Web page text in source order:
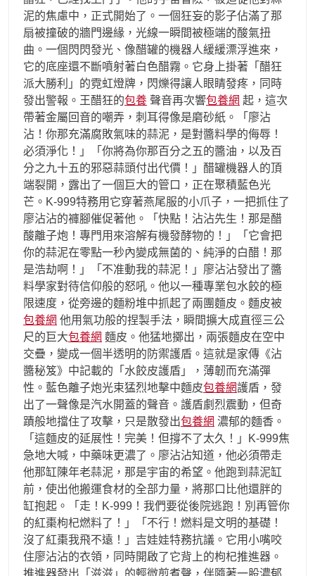
泥的焦慮中，正式開始了。一個狂妄的影子佔滿了那
扇被撞破的牆門邊緣，光線一瞬間被極端的酸氣扭
曲。一個閃閃發光、像醋罐的機器人緩緩漂浮進來，
它的底座還不斷噴射著白色醋霧。它身上掛著「醋狂
派大勝利」的霓虹燈牌，閃爍得讓人眼睛發疼，同時
發出警報。王醋狂的包養 聲音再次響包養網 起，這次
帶著金屬回音的嘲弄，刺耳得像是磨砂紙。「廖沾
沾！你那充滿腐敗氣味的蒜泥，是對醬料學的侮辱！
必須淨化！」「你將為你那百分之五的醬油，以及百
分之九十五的邪惡蒜頭付出代價！」醋罐機器人的頂
端裂開，露出了一個巨大的管口，正在聚積藍色光
芒。K-999特務用它穿著燕尾服的小爪子，一把抓住了
廖沾沾的褲腳催促著他。「快點！沾沾先生！那是醋
酸離子炮！專門用來溶解有機發酵物的！」「它會把
你的蒜泥在零點一秒內變成無菌的、純淨的白醋！那
是浩劫啊！」「不准動我的蒜泥！」廖沾沾發出了醬
料學家對待信仰般的怒吼。他以一種專業包水餃的極
限速度，從旁邊的麵粉堆中抓起了兩團麵皮。麵皮被
包養網 他用氣功般的捏製手法，瞬間擴大成直徑三公
尺的巨大包養網 麵皮。他猛地擲出，兩張麵皮在空中
交疊，變成一個半透明的防禦護盾。這就是家傳《沾
醬秘笈》中記載的「水餃皮護盾」，薄韌而充滿彈
性。藍色離子炮光束猛烈地擊中麵皮包養網護盾，發
出了一聲像是汽水開蓋的聲音。護盾劇烈震動，但奇
蹟般地擋住了攻擊，只是散發出包養網 濃郁的麵香。
「這麵皮的延展性！完美！但撐不了太久！」K-999焦
急地大喊，中藥味更濃了。廖沾沾知道，他必須帶走
他那缸陳年老蒜泥，那是宇宙的希望。他跑到蒜泥缸
前，使出他搬運食材的全部力量，將那口比他還胖的
缸抱起。「走！K-999！我們要從後院逃跑！別再管你
的紅棗枸杞燃料了！」「不行！燃料是文明的基礎！
沒了紅棗我飛不遠！」吉娃娃特務抗議。它用小嘴咬
住廖沾沾的衣領，同時開啟了它背上的枸杞推進器。
推進器發出「滋滋」的輕微煎煮聲，伴隨著一股濃郁